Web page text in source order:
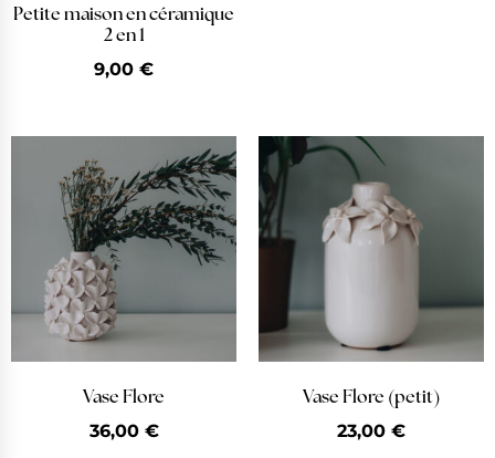
Petite maison en céramique
2 en 1
9,00 €
Vase Flore
36,00 €
Vase Flore (petit)
23,00 €